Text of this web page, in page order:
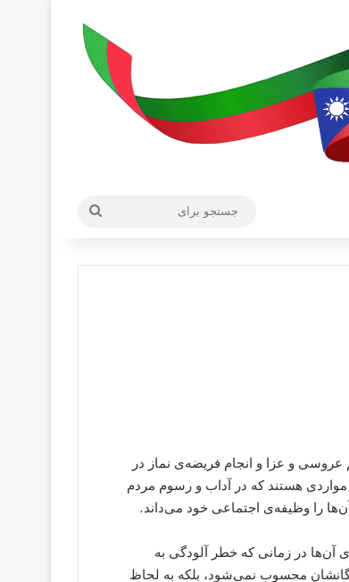
و عزا و انجام فریضه‌ی نماز در
هستند که در آداب و رسوم مردم
را وظیفه‌ی اجتماعی خود می‌داند.
آن‌ها در زمانی که خطر آلودگی به
محسوب نمی‌شود، بلکه به لحاظ